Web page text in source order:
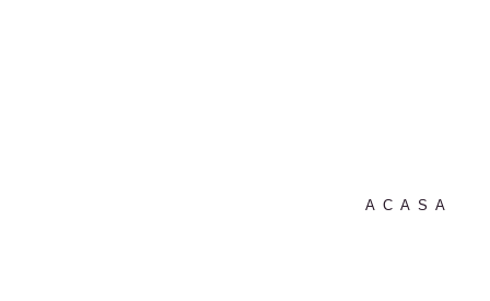
ACASA